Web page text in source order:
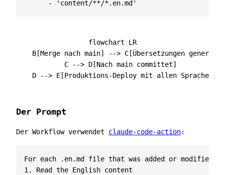
-
'content/**/*.en.md'
flowchart LR
B[Merge nach main] --> C[Übersetzungen
    C --> D[Nach main committet]
Der Prompt
Der Workflow verwendet claude-code-action:
For each .en.md file that was added or modified:
1. Read the English content